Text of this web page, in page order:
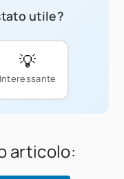
utile?
💡
Interessante
articolo: